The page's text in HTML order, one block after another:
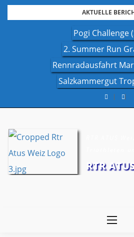
Skip
AKTUELLE
Pogi Challenge
2. Summer Run
Rennradausfahrt
Salzkammergut
RTR